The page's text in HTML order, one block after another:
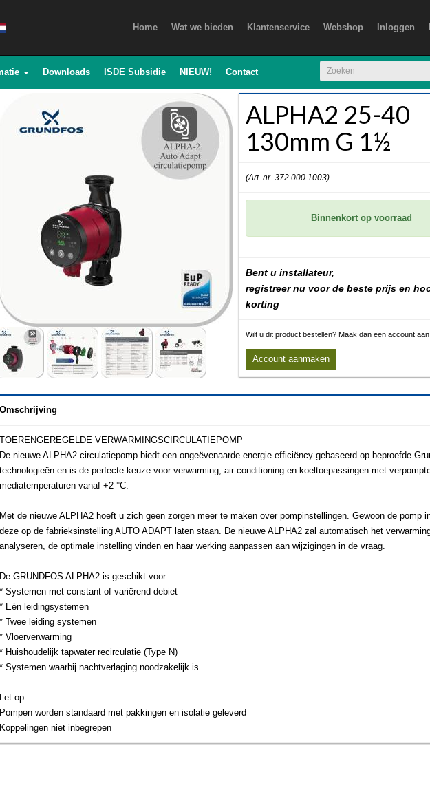
Home Wat we bieden Klantenservice Webshop Inloggen
Downloads ISDE Subsidie NIEUW! Contact
ALPHA2 25-40
130mm G 1½
(Art. nr. 372 000 1003)
Binnenkort op voorraad
Bent u installateur,
registreer nu voor de beste prijs en
korting
Wilt u dit product bestellen? Maak dan een account aan.
Account aanmaken
Omschrijving
TOERENGEREGELDE VERWARMINGSCIRCULATIEPOMP
De nieuwe ALPHA2 circulatiepomp biedt een ongeëvenaarde energie-efficiëncy gebaseerd op beproefde
technologieën en is de perfecte keuze voor verwarming, air-conditioning en koeltoepassingen met
mediatemperaturen vanaf +2 °C.
Met de nieuwe ALPHA2 hoeft u zich geen zorgen meer te maken over pompinstellingen. Gewoon de pomp
deze op de fabrieksinstelling AUTO ADAPT laten staan. De nieuwe ALPHA2 zal automatisch het
analyseren, de optimale instelling vinden en haar werking aanpassen aan wijzigingen in de vraag.
De GRUNDFOS ALPHA2 is geschikt voor:
* Systemen met constant of variërend debiet
* Eén leidingsystemen
* Twee leiding systemen
* Vloerverwarming
* Huishoudelijk tapwater recirculatie (Type N)
* Systemen waarbij nachtverlaging noodzakelijk is.
Let op:
Pompen worden standaard met pakkingen en isolatie geleverd
Koppelingen niet inbegrepen